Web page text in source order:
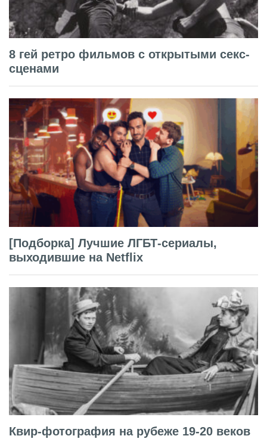
8 гей ретро фильмов с открытыми секс-
сценами
[Подборка] Лучшие ЛГБТ-сериалы,
выходившие на Netflix
Квир-фотография на рубеже 19-20 веков